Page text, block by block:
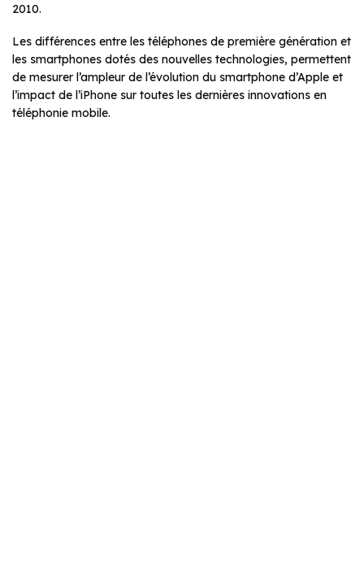
2010.
Les différences entre les téléphones de première génération et
les smartphones dotés des nouvelles technologies, permettent
de mesurer l’ampleur de l’évolution du smartphone d’Apple et
l’impact de l’iPhone sur toutes les dernières innovations en
téléphonie mobile.